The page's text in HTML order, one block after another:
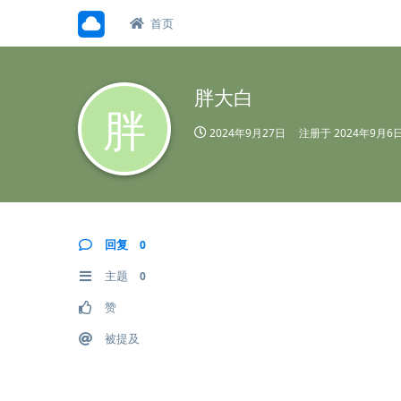
首页
胖
胖大白
2024年9月27日 注册于2024年9月6日
回复 0
主题 0
赞
被提及